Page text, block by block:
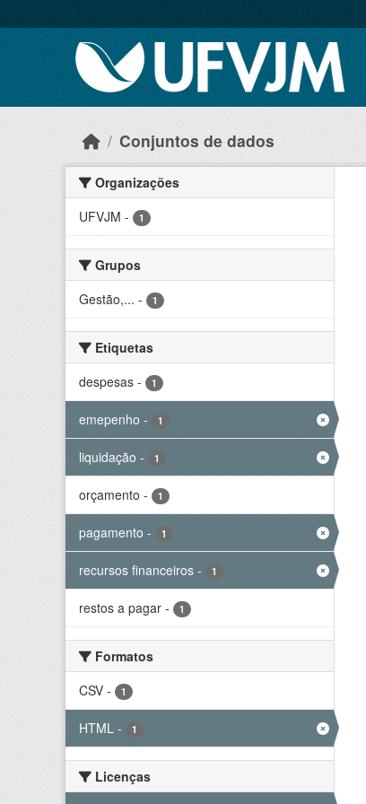
Conjuntos de dados
Organizações
UFVJM - 1
Grupos
Gestão,... - 1
Etiquetas
despesas - 1
emepenho - 1
liquidação - 1
orçamento - 1
pagamento - 1
recursos financeiros - 1
restos a pagar - 1
Formatos
CSV - 1
HTML - 1
Licenças